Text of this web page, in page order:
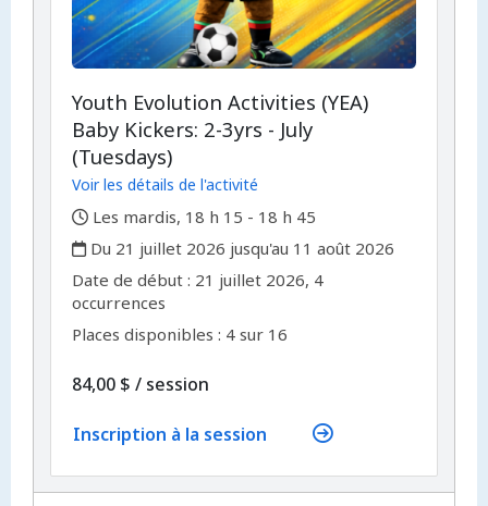
Youth Evolution Activities (YEA)
Baby Kickers: 2-3yrs - July
(Tuesdays)
Voir les détails de l'activité
,
Les mardis, 18 h 15 - 18 h 45
,
Du 21 juillet 2026 jusqu'au 11 août 2026
Date de début : ,21 juillet 2026, 4
occurrences
Places disponibles : 4 sur 16
84,00 $ / par
session
Inscription à la session